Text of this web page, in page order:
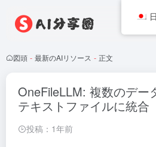
図頭 - 最新のAIリソース - 正文
OneFileLLM: 複数のデー
テキストファイルに統合
投稿：1年前